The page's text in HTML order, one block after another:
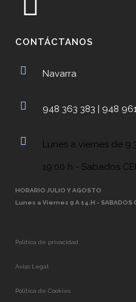
CONTÁCTANOS
Navarra
948 363 383 | 948
Lunes a viernes de
19:00 h - Sabados
HORARIO JULIO Y AGOSTO
Lunes a Viernes 9 A 14.H - SABADOS
Política de privacidad
Aviso Legal
Política de Cookies